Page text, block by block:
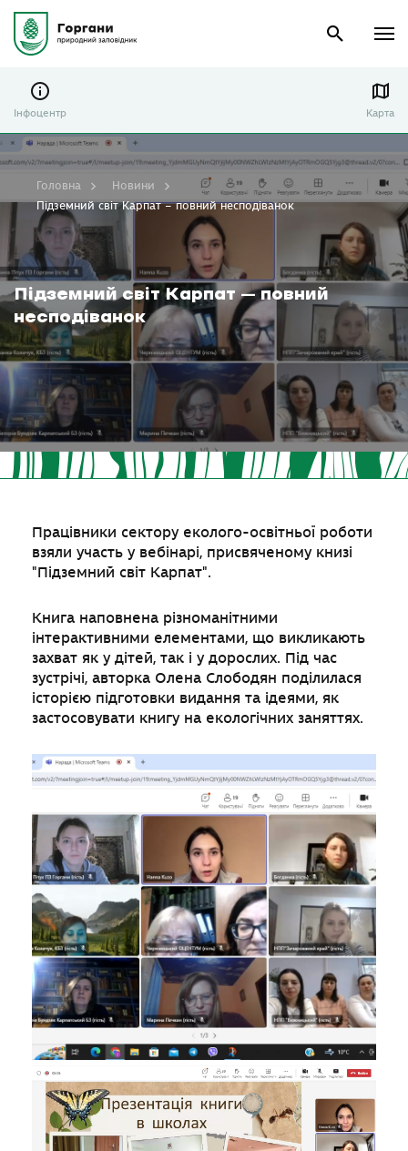
Інфоцентр Карта
Підземний світ Карпат – повний
несподіванок
Головна
Новини
Підземний світ Карпат – повний несподіванок
Працівники сектору еколого-освітньої роботи
взяли участь у вебінарі, присвяченому книзі
"Підземний світ Карпат".
Книга наповнена різноманітними
інтерактивними елементами, що викликають
захват як у дітей, так і у дорослих. Під час
зустрічі, авторка Олена Слободян поділилася
історією підготовки видання та ідеями, як
застосовувати книгу на екологічних заняттях.